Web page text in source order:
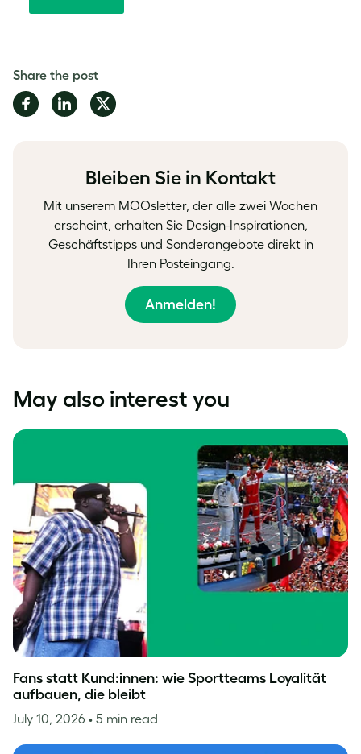
Share the post
Share
on
Share
on
Share
on
Bleiben Sie in Kontakt
Mit unserem MOOsletter, der alle zwei Wochen
erscheint, erhalten Sie Design-Inspirationen,
Geschäftstipps und Sonderangebote direkt in
Ihren Posteingang.
Anmelden!
May also interest you
Fans statt Kund:innen: wie Sportteams Loyalität
aufbauen, die bleibt
July 10, 2026 • 5 min read